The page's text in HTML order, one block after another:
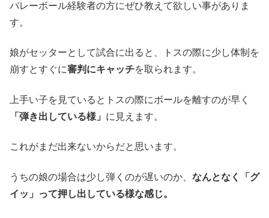
バレーボール経験者の方にぜひ教えて欲しい事がありま
す。
娘がセッターとして試合に出ると、トスの際に少し体制を
崩すとすぐに審判にキャッチを取られます。
上手い子を見ているとトスの際にボールを離すのが早く
「弾き出している様」 に見えます。
これがまだ出来ないからだと思います。
うちの娘の場合は少し弾くのが遅いのか、 なんとなく「グ
イッ」って押し出している様な感じ。